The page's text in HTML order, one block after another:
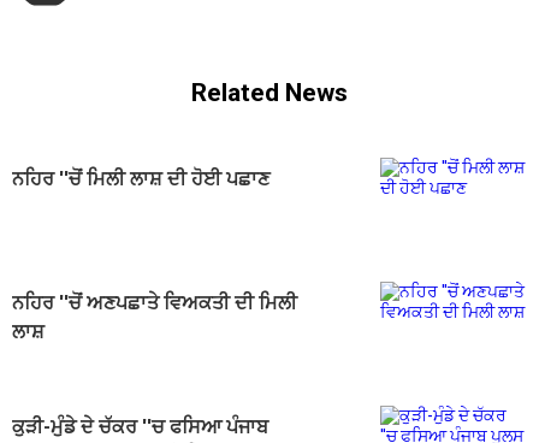
Related News
ਨਹਿਰ ''ਚੋਂ ਮਿਲੀ ਲਾਸ਼ ਦੀ ਹੋਈ ਪਛਾਣ
ਨਹਿਰ ''ਚੋਂ ਅਣਪਛਾਤੇ ਵਿਅਕਤੀ ਦੀ ਮਿਲੀ
ਲਾਸ਼
ਕੁੜੀ-ਮੁੰਡੇ ਦੇ ਚੱਕਰ ''ਚ ਫਸਿਆ ਪੰਜਾਬ